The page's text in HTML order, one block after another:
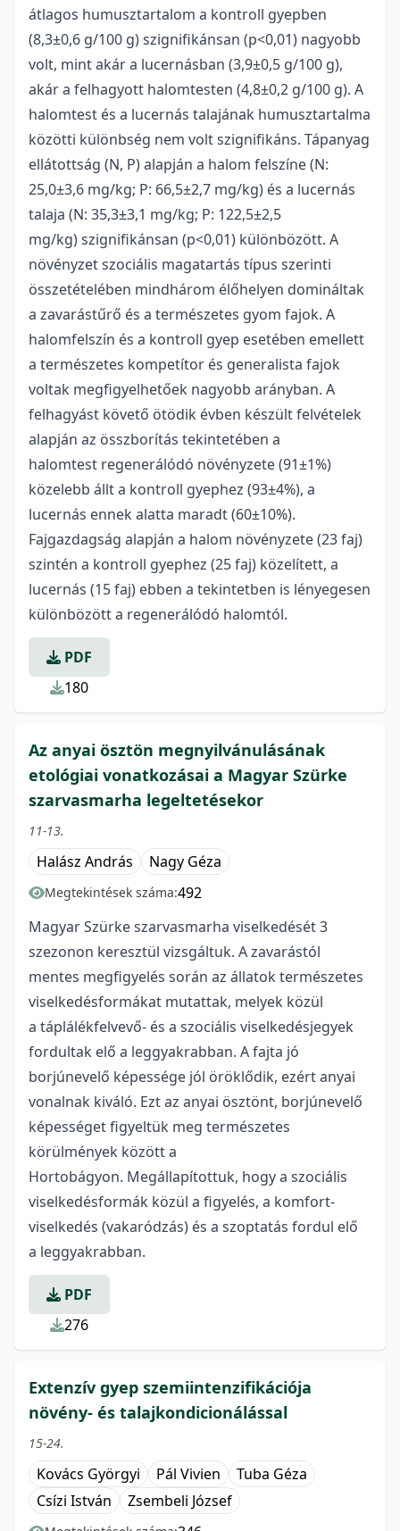
átlagos humusztartalom a kontroll gyepben
(8,3±0,6 g/100 g) szignifikánsan (p<0,01) nagyobb
volt, mint akár a lucernásban (3,9±0,5 g/100 g),
akár a felhagyott halomtesten (4,8±0,2 g/100 g). A
halomtest és a lucernás talajának humusztartalma
közötti különbség nem volt szignifikáns. Tápanyag
ellátottság (N, P) alapján a halom felszíne (N:
25,0±3,6 mg/kg; P: 66,5±2,7 mg/kg) és a lucernás
talaja (N: 35,3±3,1 mg/kg; P: 122,5±2,5
mg/kg) szignifikánsan (p<0,01) különbözött. A
növényzet szociális magatartás típus szerinti
összetételében mindhárom élőhelyen domináltak
a zavarástűrő és a természetes gyom fajok. A
halomfelszín és a kontroll gyep esetében emellett
a természetes kompetítor és generalista fajok
voltak megfigyelhetőek nagyobb arányban. A
felhagyást követő ötödik évben készült felvételek
alapján az összborítás tekintetében a
halomtest regenerálódó növényzete (91±1%)
közelebb állt a kontroll gyephez (93±4%), a
lucernás ennek alatta maradt (60±10%).
Fajgazdagság alapján a halom növényzete (23 faj)
szintén a kontroll gyephez (25 faj) közelített, a
lucernás (15 faj) ebben a tekintetben is lényegesen
különbözött a regenerálódó halomtól.
PDF
180
Az anyai ösztön megnyilvánulásának
etológiai vonatkozásai a Magyar Szürke
szarvasmarha legeltetésekor
11-13.
Halász András Nagy Géza
Megtekintések száma:492
Magyar Szürke szarvasmarha viselkedését 3
szezonon keresztül vizsgáltuk. A zavarástól
mentes megfigyelés során az állatok természetes
viselkedésformákat mutattak, melyek közül
a táplálékfelvevő- és a szociális viselkedésjegyek
fordultak elő a leggyakrabban. A fajta jó
borjúnevelő képessége jól öröklődik, ezért anyai
vonalnak kiváló. Ezt az anyai ösztönt, borjúnevelő
képességet figyeltük meg természetes
körülmények között a
Hortobágyon. Megállapítottuk, hogy a szociális
viselkedésformák közül a figyelés, a komfort-
viselkedés (vakaródzás) és a szoptatás fordul elő
a leggyakrabban.
PDF
276
Extenzív gyep szemiintenzifikációja
növény- és talajkondicionálással
15-24.
Kovács Györgyi Pál Vivien
Tuba Géza
Csízi István
Zsembeli József